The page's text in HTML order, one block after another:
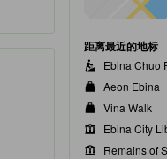
距离最近的地标
Ebina Chuo
Aeon Ebina
Vina Walk
Ebina City